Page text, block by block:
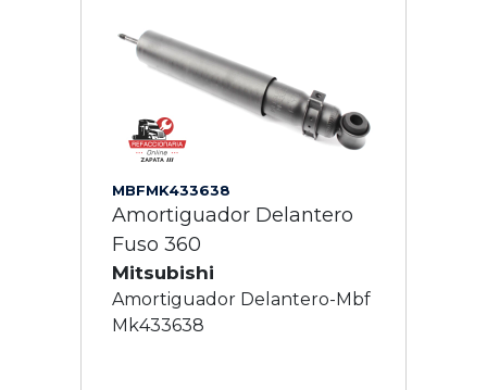
MBFMK433638
Amortiguador Delantero
Fuso 360
Mitsubishi
Amortiguador Delantero-Mbf
Mk433638